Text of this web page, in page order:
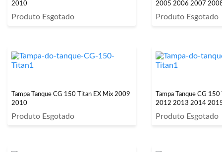
2010
Produto Esgotado
2005 2006 2007
Produto Esgotado
Tampa Tanque CG 150 Titan EX Mix 2009
2010
Produto Esgotado
Tampa Tanque CG
2012 2013 2014
Produto Esgotado